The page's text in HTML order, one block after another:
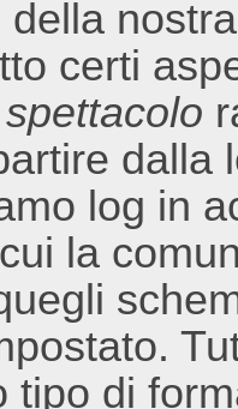
certi
dalla
log in
la
tipo di